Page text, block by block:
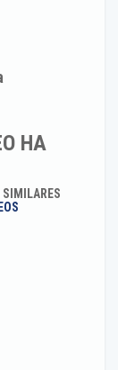
HA
SIMILARES